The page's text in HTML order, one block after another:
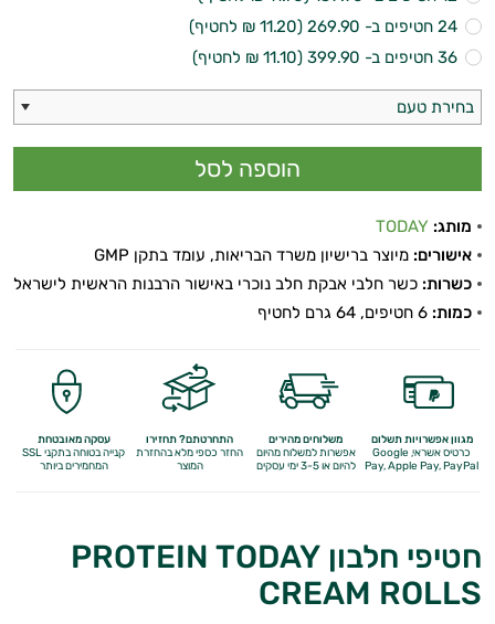
התאוששות
שומן
משפרי
חטיפי
חלבון
לעלייה
במשקל
24 חטיפים ב- 269.90 (11.20 ₪ לחטיף)
36 חטיפים ב- 399.90 (11.10 ₪ לחטיף)
בחירת טעם
מותג: TODAY
אישורים: מיוצר ברישיון משרד הבריאות, עומד בתקן GMP
כשרות: כשר חלבי אבקת חלב נוכרי באישור הרבנות הראשית לישראל
כמות:
מגוון אפשרויות תשלום
כרטיס אשראי, Google
Pay,Apple Pay, PayPal
משלוחים מהירים
אפשרות למשלוח מהיום
להיום או 3-5 ימי עסקים
התחרטתם? תחזירו
החזר כספי מלאבהחזרת
המוצר
עסקה מאובטחת
קנייה בטוחה בתקני SSL
המחמירים ביותר
חטיפי חלבון PROTEIN TODAY
CREAM ROLLS